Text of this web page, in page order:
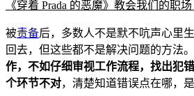
《穿着 Prada 的恶魔》教会我们的职场
被责备后，多数人不是默不吭声心里
回去，但这些都不是解决问题的方法。
作，不如仔细审视工作流程，找出犯
个环节不对，清楚知道错误点在哪，是